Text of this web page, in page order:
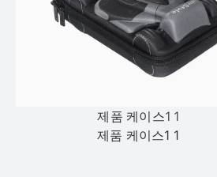
제품 케이스1 1
제품 케이스1 1